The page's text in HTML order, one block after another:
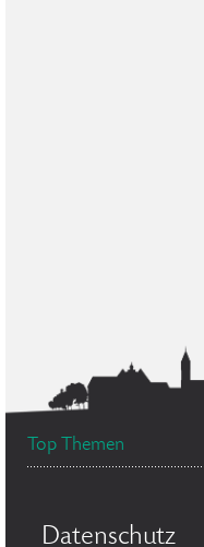
Top Themen
Datenschutz